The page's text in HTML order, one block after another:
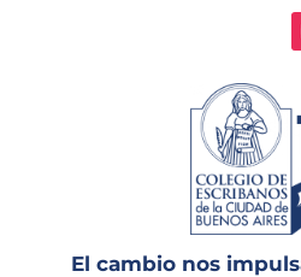
El cambio nos